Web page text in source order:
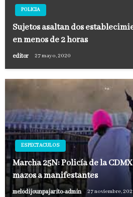
POLICIA
Sujetos asaltan dos
en menos de 2 horas
editor 27 mayo, 2020
ESPECTACULOS
Marcha 25N: Policía de la
mazos a manifestantes
melodijounpajarito-admin 27 noviembre,